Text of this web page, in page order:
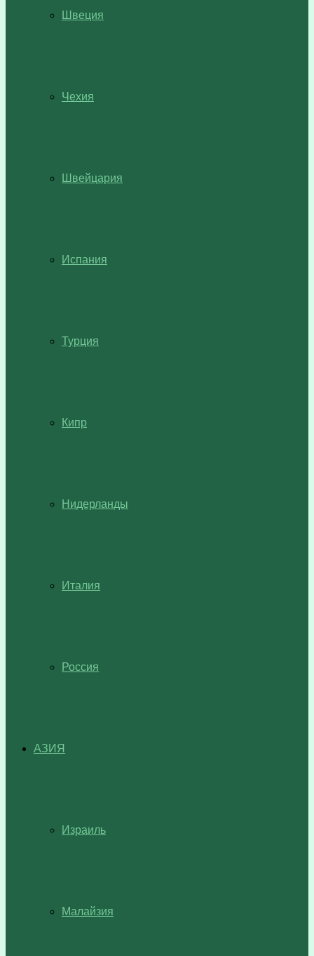
Швеция
Чехия
Швейцария
Испания
Турция
Кипр
Нидерланды
Италия
Россия
АЗИЯ
Израиль
Малайзия